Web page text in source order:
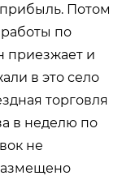
Потом
по
приезжает и
в это село
торговля
в неделю по
не